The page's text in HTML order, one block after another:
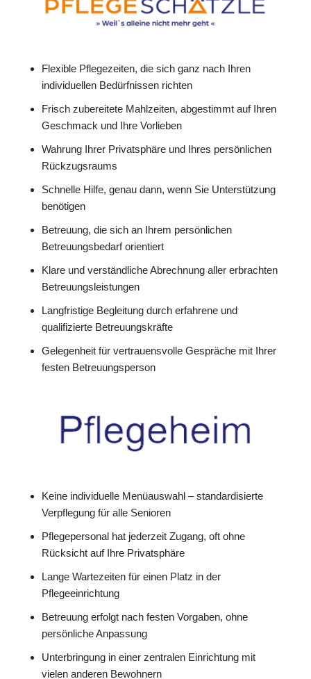
Flexible Pflegezeiten, die sich ganz nach Ihren
individuellen Bedürfnissen richten
Frisch zubereitete Mahlzeiten, abgestimmt auf Ihren
Geschmack und Ihre Vorlieben
Wahrung Ihrer Privatsphäre und Ihres persönlichen
Rückzugsraums
Schnelle Hilfe, genau dann, wenn Sie Unterstützung
benötigen
Betreuung, die sich an Ihrem persönlichen
Betreuungsbedarf orientiert
Klare und verständliche Abrechnung aller erbrachten
Betreuungsleistungen
Langfristige Begleitung durch erfahrene und
qualifizierte Betreuungskräfte
Gelegenheit für vertrauensvolle Gespräche mit Ihrer
festen Betreuungsperson
Keine individuelle Menüauswahl – standardisierte
Verpflegung für alle Senioren
Pflegepersonal hat jederzeit Zugang, oft ohne
Rücksicht auf Ihre Privatsphäre
Lange Wartezeiten für einen Platz in der
Pflegeeinrichtung
Betreuung erfolgt nach festen Vorgaben, ohne
persönliche Anpassung
Unterbringung in einer zentralen Einrichtung mit
vielen anderen Bewohnern